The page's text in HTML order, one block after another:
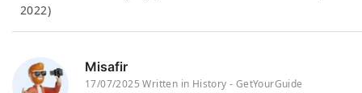
2022)
Misafir
17/07/2025 Written in History - GetYourGuide